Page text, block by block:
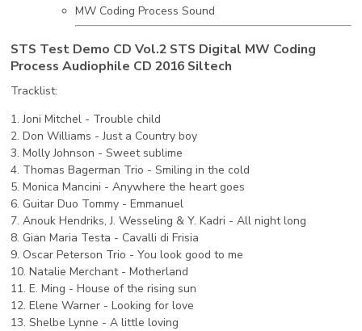
MW Coding Process Sound
STS Test Demo CD Vol.2 STS Digital MW Coding
Process Audiophile CD 2016 Siltech
Tracklist:
1. Joni Mitchel - Trouble child
2. Don Williams - Just a Country boy
3. Molly Johnson - Sweet sublime
4. Thomas Bagerman Trio - Smiling in the cold
5. Monica Mancini - Anywhere the heart goes
6. Guitar Duo Tommy - Emmanuel
7. Anouk Hendriks, J. Wesseling & Y. Kadri - All night long
8. Gian Maria Testa - Cavalli di Frisia
9. Oscar Peterson Trio - You look good to me
10. Natalie Merchant - Motherland
11. E. Ming - House of the rising sun
12. Elene Warner - Looking for love
13. Shelbe Lynne - A little loving